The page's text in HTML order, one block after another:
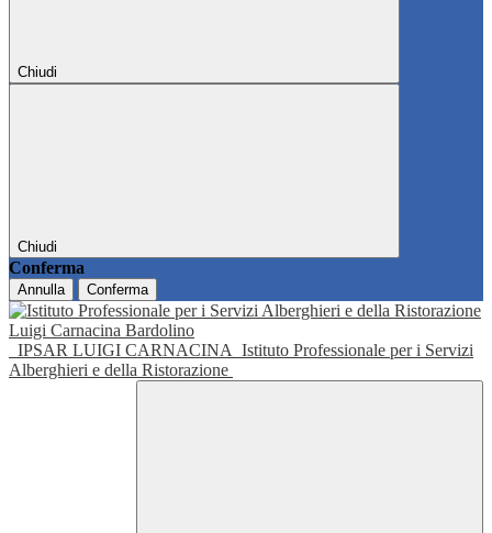
Chiudi
Chiudi
Conferma
Annulla Conferma
IPSAR LUIGI CARNACINA Istituto Professionale per i Servizi
Alberghieri e della Ristorazione